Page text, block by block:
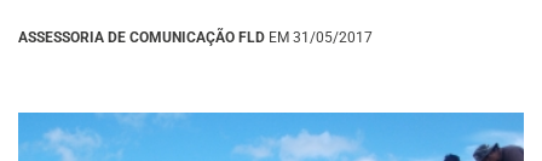
ASSESSORIA DE COMUNICAÇÃO FLD EM 31/05/2017